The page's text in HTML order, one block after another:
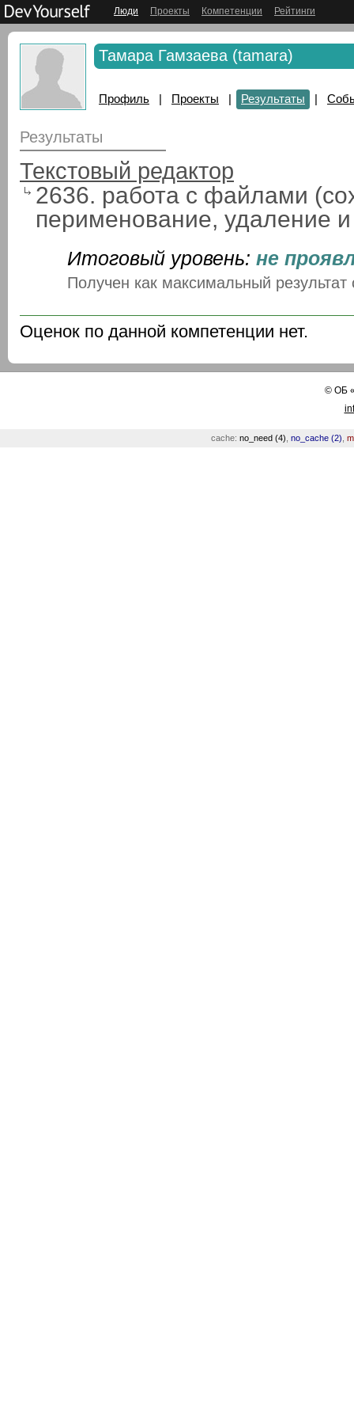
Люди Проекты Компетенции Рейтинги
Тамара Гамзаева (tamara)
Профиль | Проекты | Результаты |
Результаты
Текстовый редактор
2636. работа с файлами
перименование, удаление и
Итоговый уровень: не
Получен как максимальный
Оценок по данной компетенции нет.
©ОБ
cache: no_need (4) no_cache (2)